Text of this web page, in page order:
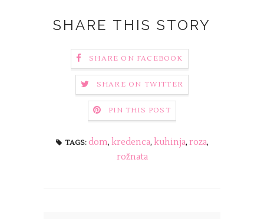
SHARE THIS STORY
SHARE ON FACEBOOK
SHARE ON TWITTER
PIN THIS POST
TAGS: dom, kredenca, kuhinja, roza,
rožnata